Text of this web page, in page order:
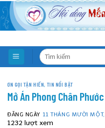
Skip
to
content
ƠN GỌI TẬN HIẾN, TIN NỔI BẬT
Mở Án Phong Chân
ĐĂNG NGÀY 11 THÁNG MƯỜI
1232 lượt xem